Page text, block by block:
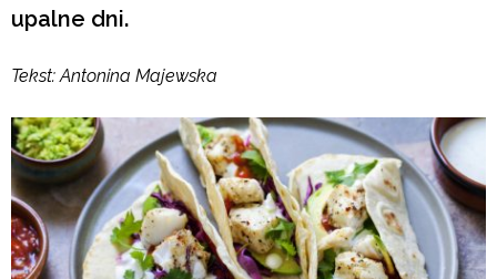
upalne dni.
Tekst: Antonina Majewska